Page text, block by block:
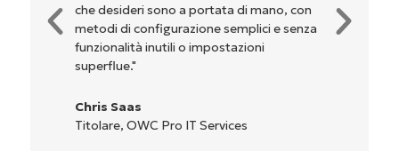
complicate. Tutte le opzioni e gli strumenti
sono indicati chiaramente e sono intuitivi, e
l'interfaccia è davvero facile da usare."
Reiffenberger.NET Technology Solutions